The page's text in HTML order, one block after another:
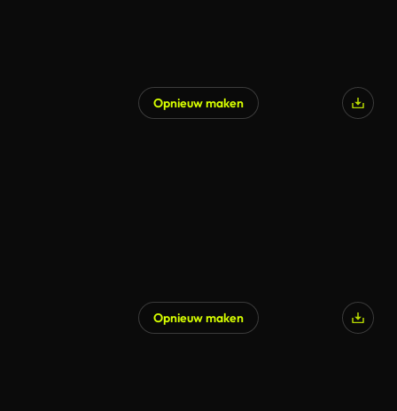
Opnieuw maken
Opnieuw maken